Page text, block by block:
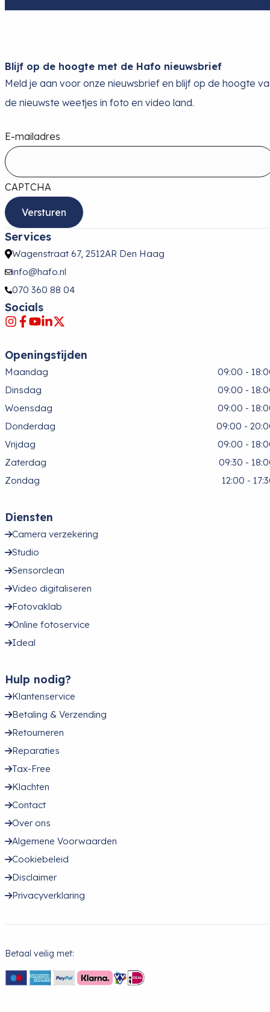
Blijf op de hoogte met de Hafo nieuwsbrief
Meld je aan voor onze nieuwsbrief en blijf op de hoogte
de nieuwste weetjes in foto en video land.
E-mailadres
CAPTCHA
Services
Wagenstraat 67, 2512AR Den Haag
info@hafo.nl
070 360 88 04
Socials
Openingstijden
Maandag
09:00 -
Dinsdag
09:00 -
Woensdag
09:00 -
Donderdag
09:00 -
Vrijdag
09:00 -
Zaterdag
09:30 -
Zondag
12:00 -
Diensten
Camera verzekering
Studio
Sensorclean
Video digitaliseren
Fotovaklab
Online fotoservice
Ideal
Hulp nodig?
Klantenservice
Betaling & Verzending
Retourneren
Reparaties
Tax-Free
Klachten
Contact
Over ons
Algemene Voorwaarden
Cookiebeleid
Disclaimer
Privacyverklaring
Betaal veilig met: